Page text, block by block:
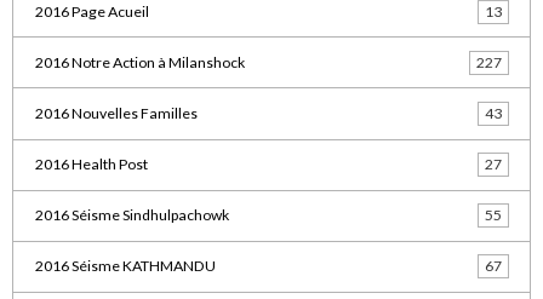
2016 Page Acueil 13
2016 Notre Action à Milanshock 227
2016 Nouvelles Familles 43
2016 Health Post 27
2016 Séisme Sindhulpachowk 55
2016 Séisme KATHMANDU 67